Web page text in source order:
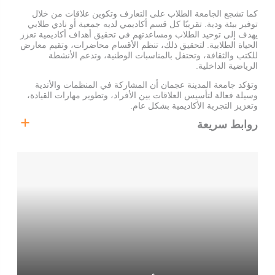
كما تشجع الجامعة الطلاب على التعارف وتكوين علاقات من خلال
توفير بيئة ودية. تقريبًا كل قسم أكاديمي لديه جمعية أو نادي طلابي
يهدف إلى توحيد الطلاب ومساعدتهم في تحقيق أهداف أكاديمية تعزز
الحياة الطلابية. لتحقيق ذلك، تنظم الأقسام محاضرات، وتقيم معارض
للكتب والثقافة، وتحتفل بالمناسبات الوطنية، وتدعم الأنشطة
الرياضية الداخلية.
وتؤكد جامعة المدينة عجمان أن المشاركة في المنظمات والأندية
وسيلة فعالة لتأسيس العلاقات بين الأفراد، وتطوير مهارات القيادة،
وتعزيز التجربة الأكاديمية بشكل عام.
روابط سريعة